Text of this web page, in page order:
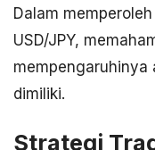
Dalam
USD/JPY,
mempengaruhinya
dimiliki.
Strategi